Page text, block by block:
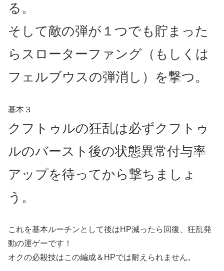
る。
そして敵の弾が１つでも貯まった
らスローターファング（もしくは
フェルブウスの弾消し）を撃つ。
基本３
クフトゥルの狂乱は必ずクフトゥ
ルのバースト後の状態異常付与率
アップを待ってから撃ちましょ
う。
これを基本ルーチンとして後はHP減ったら回復、狂乱発
動の運ゲーです！
オクの必殺技はこの編成＆HPでは耐えられません。